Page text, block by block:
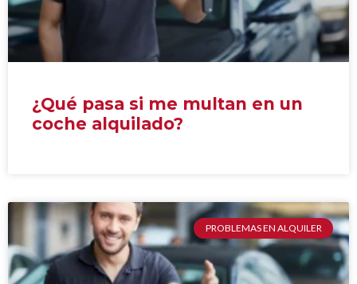
¿Qué pasa si me multan en un
coche alquilado?
PROBLEMAS EN ALQUILER